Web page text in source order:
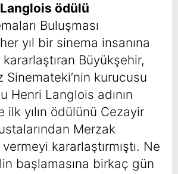
ödülü
Buluşması
yıl bir sinema insanına
Büyükşehir,
Sinemateki’nin kurucusu
Henri Langlois adının
ilk yılın ödülünü Cezayir
Merzak
kararlaştırmıştı. Ne
başlamasına birkaç gün